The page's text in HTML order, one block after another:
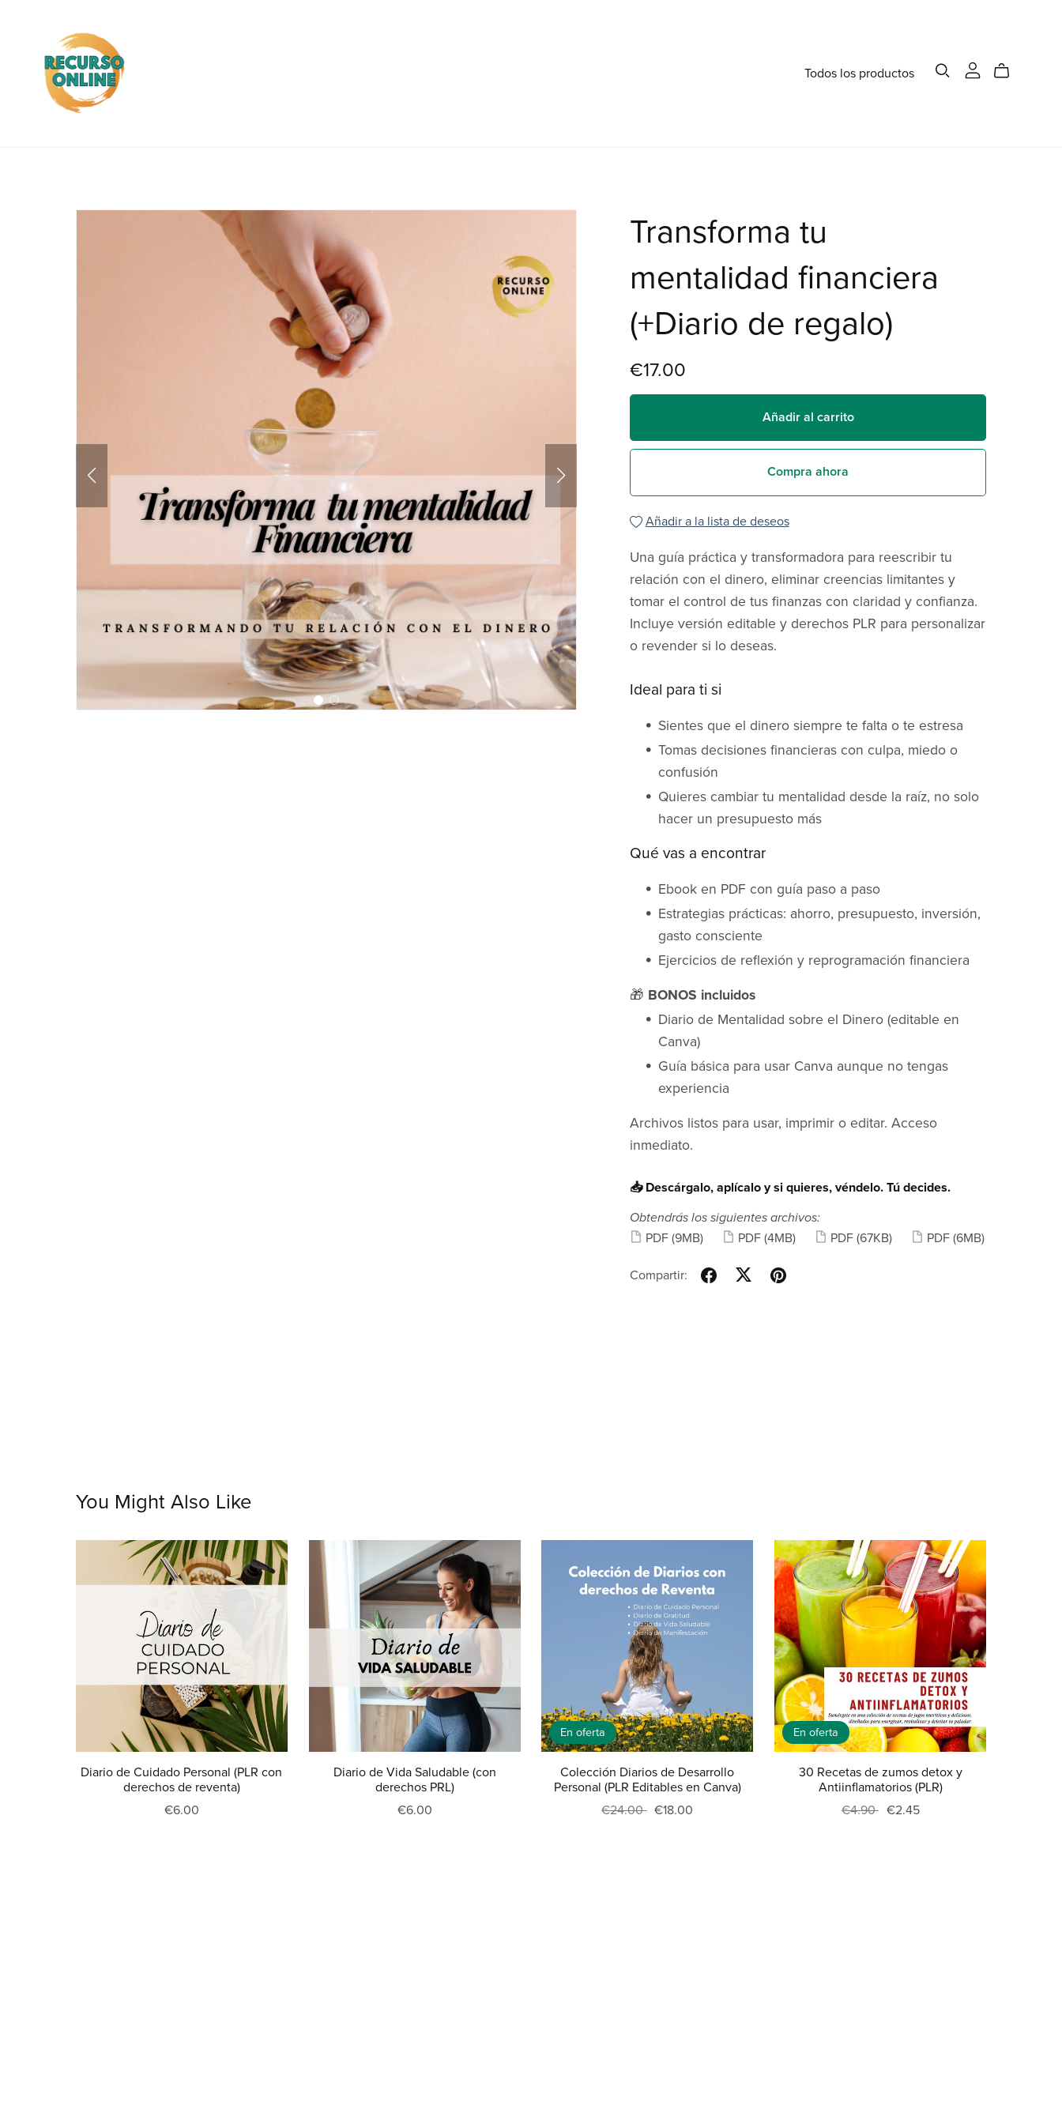
Todos los productos
Transforma tu
mentalidad financiera
(+Diario de regalo)
€17.00
Añadir al carrito
Compra ahora
Añadir a la lista de deseos
Una guía práctica y transformadora para reescribir tu
relación con el dinero, eliminar creencias limitantes y
tomar el control de tus finanzas con claridad y confianza.
Incluye versión editable y derechos PLR para personalizar
o revender si lo deseas.
Ideal para ti si
Sientes que el dinero siempre te falta o te estresa
Tomas decisiones financieras con culpa, miedo o
confusión
Quieres cambiar tu mentalidad desde la raíz, no solo
hacer un presupuesto más
Qué vas a encontrar
Ebook en PDF con guía paso a paso
Estrategias prácticas: ahorro, presupuesto, inversión,
gasto consciente
Ejercicios de reflexión y reprogramación financiera
🎁 BONOS incluidos
Diario de Mentalidad sobre el Dinero (editable en
Canva)
Guía básica para usar Canva aunque no tengas
experiencia
Archivos listos para usar, imprimir o editar. Acceso
inmediato.
📥 Descárgalo, aplícalo y si quieres, véndelo. Tú decides.
Obtendrás los siguientes archivos:
PDF (9MB) PDF (4MB) PDF (67KB) PDF (6MB)
Compartir:
You Might Also Like
Diario de Cuidado Personal (PLR con
derechos de reventa)
€6.00
Diario de Vida Saludable (con
derechos PRL)
€6.00
En oferta
Colección Diarios de Desarrollo
Personal (PLR Editables en Canva)
€24.00 €18.00
En oferta
30 Recetas de zumos detox y
Antiinflamatorios (PLR)
€4.90 €2.45